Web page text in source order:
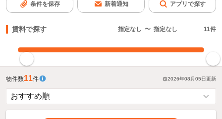
条件を保存 新着通知 アプリで探す
賃料で探す 指定なし 〜 指定なし 11件
物件数11件 2026年08月05日更新